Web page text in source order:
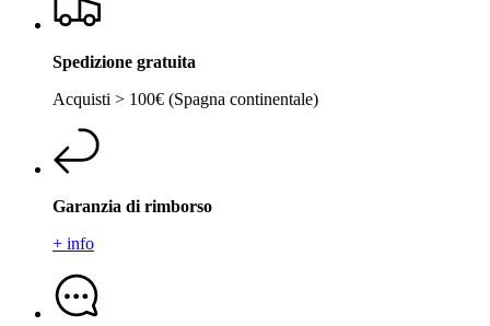
Spedizione gratuita
Acquisti > 100€ (Spagna continentale)
Garanzia di rimborso
+ info